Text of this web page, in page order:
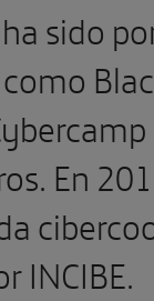
sido
En
INCIBE.